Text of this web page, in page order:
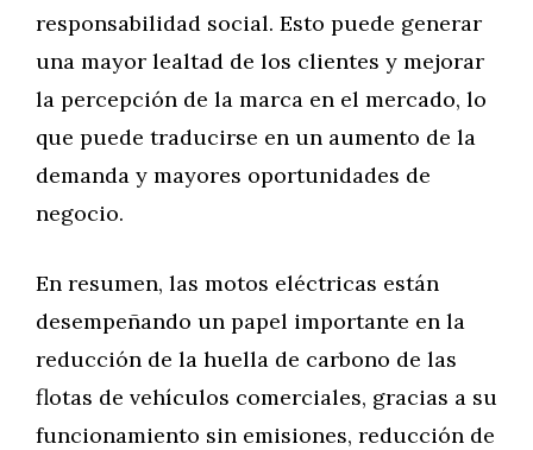
responsabilidad social. Esto puede generar
una mayor lealtad de los clientes y mejorar
la percepción de la marca en el mercado, lo
que puede traducirse en un aumento de la
demanda y mayores oportunidades de
negocio.
En resumen, las motos eléctricas están
desempeñando un papel importante en la
reducción de la huella de carbono de las
flotas de vehículos comerciales, gracias a su
funcionamiento sin emisiones, reducción de